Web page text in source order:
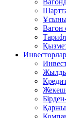
Вагон
Инвесторлар